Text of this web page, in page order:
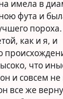
имела в
фута и
как и я, и
что
и совсем не
все же